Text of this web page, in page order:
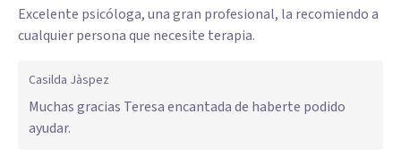
Excelente psicóloga, una gran profesional, la recomiendo a
cualquier persona que necesite terapia.
Casilda Jàspez
Muchas gracias Teresa encantada de haberte podido
ayudar.